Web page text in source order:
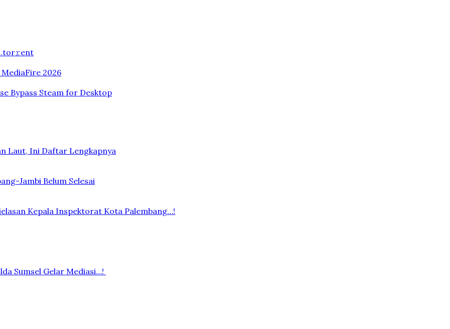
.tоr𝚛еnt
MediaFire 2026
Bypass Steam for Desktop
Laut, Ini Daftar Lengkapnya
Jambi Belum Selesai
Kepala Inspektorat Kota Palembang…!
Sumsel Gelar Mediasi…!